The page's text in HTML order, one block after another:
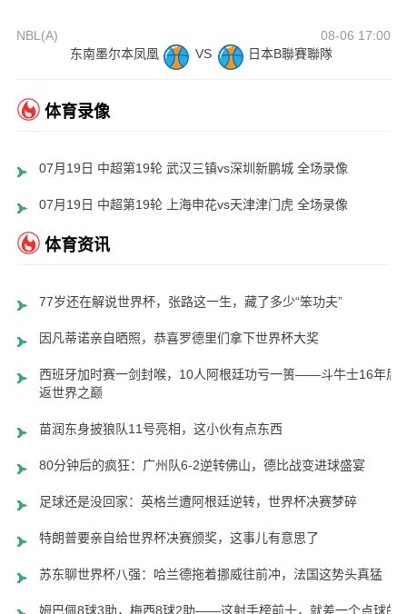
NBL(A)
08-06 17:00
东南墨尔本凤凰
VS 日本B聯賽聯隊
体育录像
07月19日 中超第19轮 武汉三镇vs深圳新鹏城 全场录像
07月19日 中超第19轮 上海申花vs天津津门虎 全场录像
体育资讯
77岁还在解说世界杯，张路这一生，藏了多少“笨功夫”
因凡蒂诺亲自晒照，恭喜罗德里们拿下世界杯大奖
西班牙加时赛一剑封喉，10人阿根廷功亏一篑——斗牛士16年后
返世界之巅
苗润东身披狼队11号亮相，这小伙有点东西
80分钟后的疯狂：广州队6-2逆转佛山，德比战变进球盛宴
足球还是没回家：英格兰遭阿根廷逆转，世界杯决赛梦碎
特朗普要亲自给世界杯决赛颁奖，这事儿有意思了
苏东聊世界杯八强：哈兰德拖着挪威往前冲，法国这势头真猛
姆巴佩8球3助，梅西8球2助——这射手榜前十，就差一个点球的